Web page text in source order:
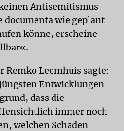
Antisemitismus
documenta wie geplant
könne, erscheine
Leemhuis sagte:
Entwicklungen
dass die
immer noch
welchen Schaden